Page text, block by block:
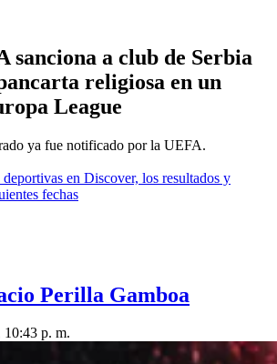
sanciona a club de Serbia
religiosa en un
League
ya fue notificado por la UEFA.
deportivas en Discover, los resultados y
fechas
Perilla Gamboa
10:43 p. m.